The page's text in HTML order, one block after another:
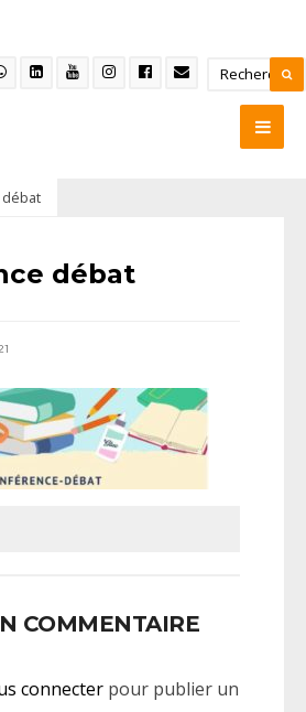
débat
COMMENTAIRE
connecter pour publier un